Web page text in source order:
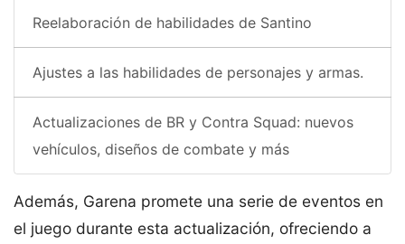
Reelaboración de habilidades de Santino
Ajustes a las habilidades de personajes y armas.
Actualizaciones de BR y Contra Squad: nuevos
vehículos, diseños de combate y más
Además, Garena promete una serie de eventos en
el juego durante esta actualización, ofreciendo a